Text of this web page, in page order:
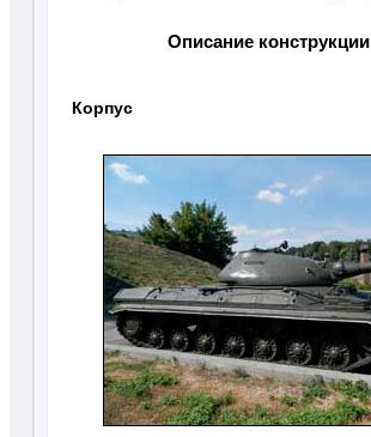
Описание конструкции
Корпус